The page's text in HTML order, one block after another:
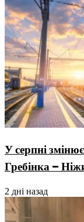
У серпні
Гребінка –
2 дні назад